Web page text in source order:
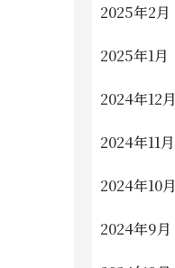
2025年2月
2025年1月
2024年12月
2024年11月
2024年10月
2024年9月